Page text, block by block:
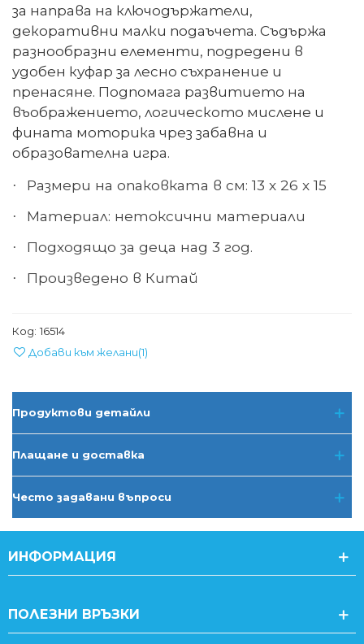
за направа на ключодържатели,
декоративни малки подаъчета. Съдържа
разнообразни елементи, подредени в
удобен куфар за лесно съхранение и
пренасяне. Подпомага развитието на
въображението, логическото мислене и
фината моторика чрез забавна и
образователна игра.
· Размери на опаковката в см: 13 х 26 х 15
· Материал: нетоксични материали
· Подходящо за деца над 3 год.
· Произведено в Китай
Код: 16514
Добави към желани(1)
Продуктови детайли
Плащане и доставка
Често задавани въпроси
ИНФОРМАЦИЯ
ПОЛЕЗНИ ВРЪЗКИ